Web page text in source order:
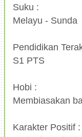
Suku :
Melayu - Sunda
Pendidikan
S1 PTS
Hobi :
Membiasakan
Karakter Positif :